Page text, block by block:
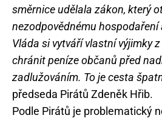
směrnice udělala zákon, který
nezodpovědnému
Vláda si vytváří vlastní výjimky
chránit peníze občanů před
zadlužováním. To je cesta
předseda Pirátů Zdeněk Hřib.
Podle Pirátů je problematický